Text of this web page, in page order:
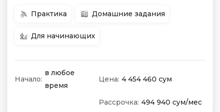
Практика Домашние задания
Для начинающих
Начало:
в любое
время
Цена: 4 454 460 сум
Рассрочка: 494 940 сум/мес